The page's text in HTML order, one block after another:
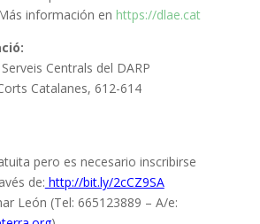
información en https://dlae.cat
Centrals del DARP
Catalanes, 612-614
pero es necesario inscribirse
de: http://bit.ly/2cCZ9SA
León (Tel: 665123889 – A/e: